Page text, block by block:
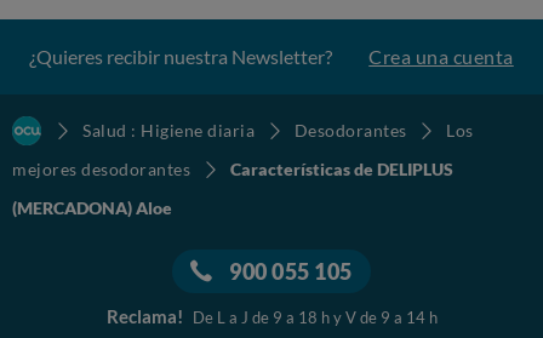
¿Quieres recibir nuestra Newsletter? Crea una cuenta
Salud : Higiene diaria Desodorantes
Los
mejores desodorantes
Características de DELIPLUS
(MERCADONA) Aloe
900 055 105
Reclama! De L a J de 9 a 18 h y V de 9 a 14 h